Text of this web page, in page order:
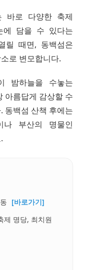
바로 다양한 축제
에 담을 수 있다는
릴 때면, 동백섬은
로 변모합니다.
밤하늘을 수놓는
아름답게 감상할 수
동백섬 산책 후에는
나 부산의 명물인
[바로가기]
제 명당, 최치원